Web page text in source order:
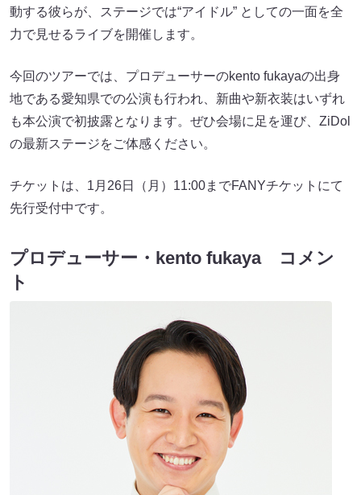
動する彼らが、ステージでは“アイドル” としての一面を全
力で見せるライブを開催します。
今回のツアーでは、プロデューサーのkento fukayaの出身
地である愛知県での公演も行われ、新曲や新衣装はいずれ
も本公演で初披露となります。ぜひ会場に足を運び、ZiDol
の最新ステージをご体感ください。
チケットは、1月26日（月）11:00までFANYチケットにて
先行受付中です。
プロデューサー・kento fukaya コメン
ト